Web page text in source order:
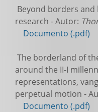
Beyond borders
research - Autor:
Documento (.pdf)
The borderland of
around the II-I
representations,
perpetual motion -
Documento (.pdf)